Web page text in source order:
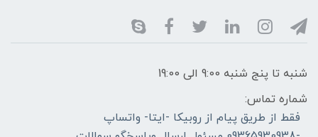
شنبه تا پنج شنبه 9:00 الی 19:00
شماره تماس:
فقط از طریق پیام از روبیکا -ایتا- واتساپ